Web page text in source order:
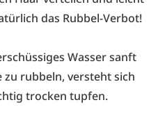
das Rubbel-Verbot!
Wasser sanft
rubbeln, versteht sich
trocken tupfen.